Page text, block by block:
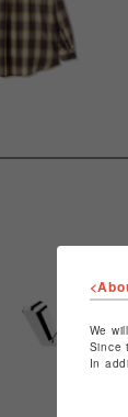
We
Since
In